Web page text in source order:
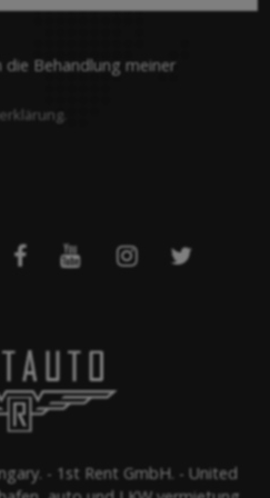
Behandlung meiner
   
- 1st Rent GmbH. - United